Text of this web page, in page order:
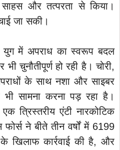
और तत्परता से किया।
जा सकी।
में अपराध का स्वरूप बदल
चुनौतीपूर्ण हो रही है। चोरी,
के साथ नशा और साइबर
सामना करना पड़ रहा है।
त्रिस्तरीय एंटी नारकोटिक
ने बीते तीन वर्षों में 6199
खिलाफ कार्रवाई की है, और